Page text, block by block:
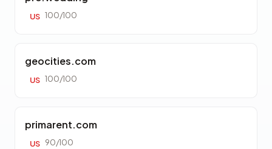
US 100/100
geocities.com
US 100/100
primarent.com
US 90/100